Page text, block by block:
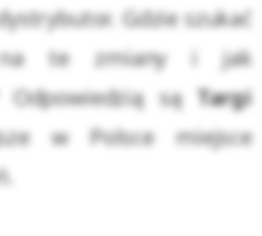
Gdzie szukać
na te zmiany i jak
Odpowiedzią są Targi
w Polsce miejsce